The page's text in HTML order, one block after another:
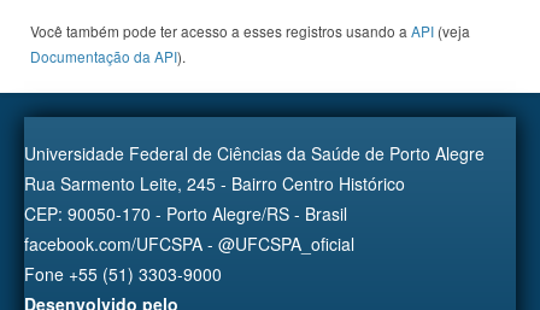
Você também pode ter acesso a esses registros usando a API (veja
Documentação da API).
Universidade Federal de Ciências da Saúde de Porto Alegre
Rua Sarmento Leite, 245 - Bairro Centro Histórico
CEP: 90050-170 - Porto Alegre/RS - Brasil
facebook.com/UFCSPA - @UFCSPA_oficial
Fone +55 (51) 3303-9000
Desenvolvido pelo